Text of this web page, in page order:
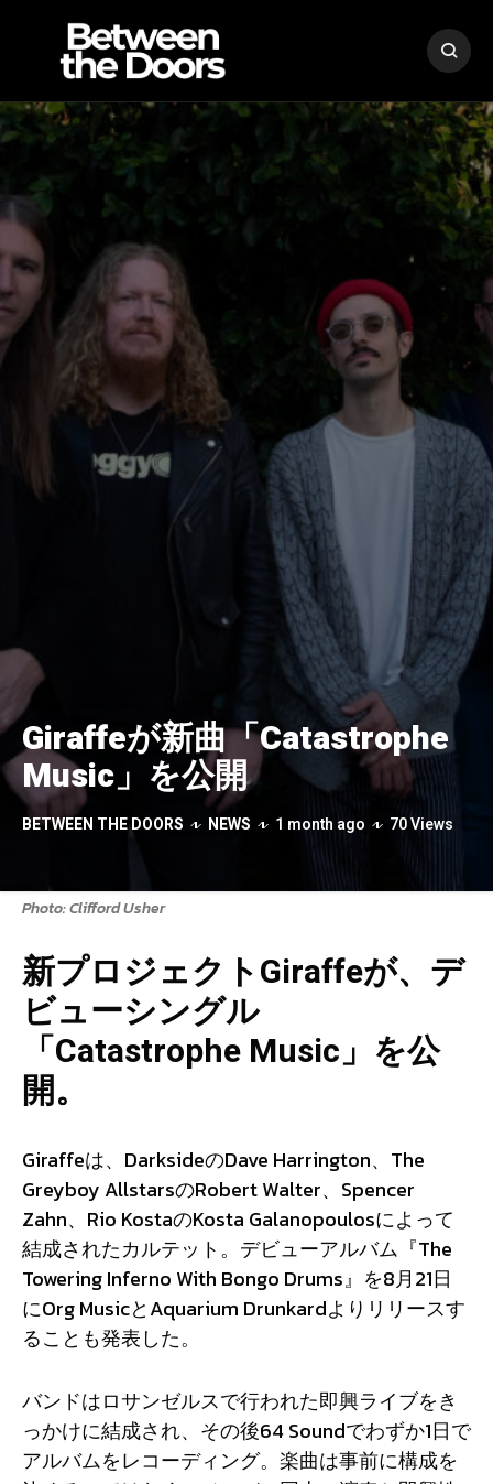
Giraffeが新曲「Catastrophe
Music」を公開
BETWEEN THE DOORS NEWS 1 month ago 70 Views
Photo: Clifford Usher
新プロジェクトGiraffeが、デ
ビューシングル
「Catastrophe Music」を公
開。
Giraffeは、DarksideのDave Harrington、The
Greyboy AllstarsのRobert Walter、Spencer
Zahn、Rio KostaのKosta Galanopoulosによって
結成されたカルテット。デビューアルバム『The
Towering Inferno With Bongo Drums』を8月21日
にOrg MusicとAquarium Drunkardよりリリースす
ることも発表した。
バンドはロサンゼルスで行われた即興ライブをき
っかけに結成され、その後64 Soundでわずか1日で
アルバムをレコーディング。楽曲は事前に構成を